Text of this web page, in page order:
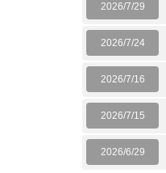
2026/7/29
2026/7/24
2026/7/16
2026/7/15
2026/6/29